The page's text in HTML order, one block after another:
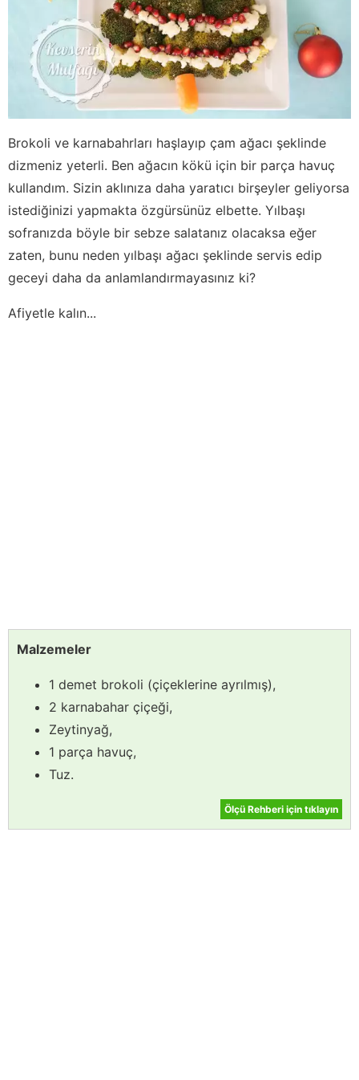
Brokoli ve karnabahrları haşlayıp çam ağacı şeklinde
dizmeniz yeterli. Ben ağacın kökü için bir parça havuç
kullandım. Sizin aklınıza daha yaratıcı birşeyler geliyorsa
istediğinizi yapmakta özgürsünüz elbette. Yılbaşı
sofranızda böyle bir sebze salatanız olacaksa eğer
zaten, bunu neden yılbaşı ağacı şeklinde servis edip
geceyi daha da anlamlandırmayasınız ki?
Afiyetle kalın...
Malzemeler
1 demet brokoli (çiçeklerine ayrılmış),
2 karnabahar çiçeği,
Zeytinyağ,
1 parça havuç,
Tuz.
Ölçü Rehberi için tıklayın